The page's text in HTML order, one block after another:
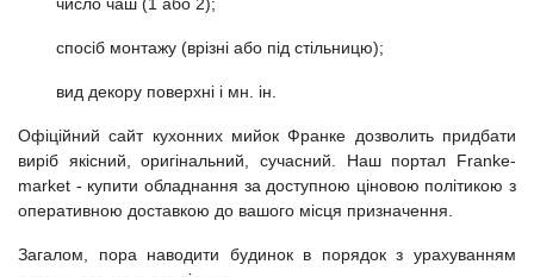
спосіб монтажу (врізні або під стільницю);
вид декору поверхні і мн. ін.
Офіційний сайт кухонних мийок Франке дозволить придбати
виріб якісний, оригінальний, сучасний. Наш портал Franke-
market - купити обладнання за доступною ціновою політикою з
оперативною доставкою до вашого місця призначення.
Загалом, пора наводити будинок в порядок з урахуванням